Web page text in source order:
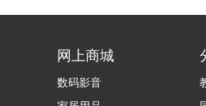
网上商城
数码影音